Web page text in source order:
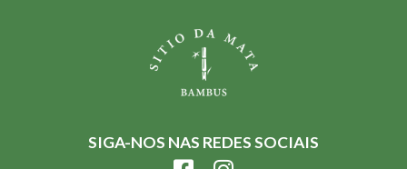
SIGA-NOS NAS REDES SOCIAIS